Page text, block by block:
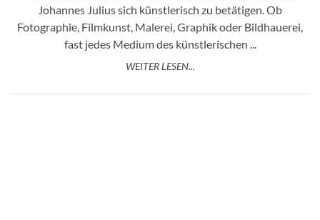
Johannes Julius sich künstlerisch zu betätigen. Ob
Fotographie, Filmkunst, Malerei, Graphik oder Bildhauerei,
fast jedes Medium des künstlerischen ...
WEITER LESEN...